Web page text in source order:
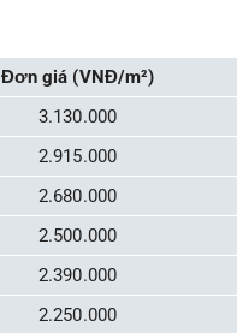
Đơn giá (VNĐ/m²)
3.130.000
2.915.000
2.680.000
2.500.000
2.390.000
2.250.000